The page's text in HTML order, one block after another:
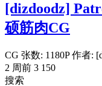
[dizdoodz]
硕筋肉CG
CG 张数: 1180P 作者:
2 周前 3 150
搜索